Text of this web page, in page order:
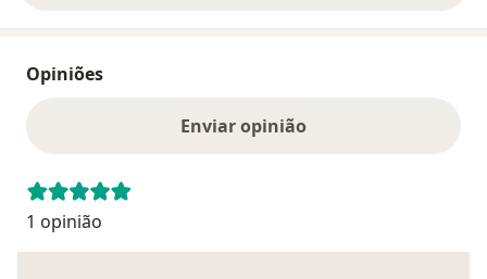
Opiniões
Enviar opinião
1 opinião